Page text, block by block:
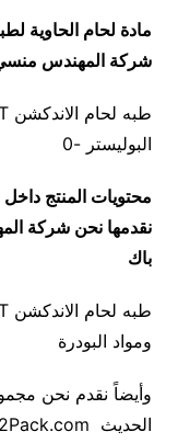
مادة لحام الحاوية
شركة المهندس منسي
البوليستر -0
محتويات المنتج
نقدمها نحن شركة
باك
ومواد البودرة
وأيضاً نقدم نحن